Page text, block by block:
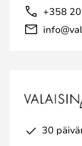
+358
30